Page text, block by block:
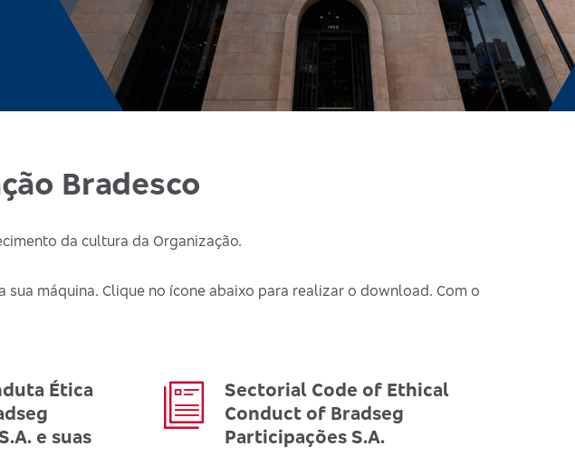
Bradesco
da cultura da Organização.
máquina. Clique no ícone abaixo para realizar o download. Com o
Ética
e suas
Sectorial Code of Ethical
Conduct of Bradseg
Participações S.A.